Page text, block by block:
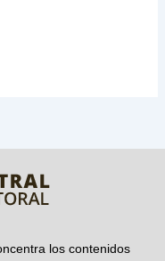
los contenidos